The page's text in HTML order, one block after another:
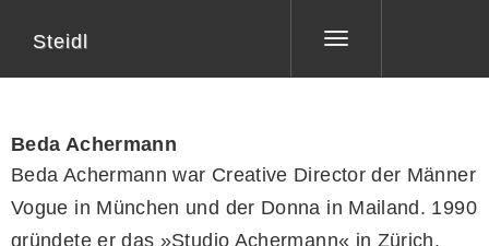
Toggle
Steidl
Beda Achermann
Beda Achermann war Creative Director der Männer
Vogue in München und der Donna in Mailand. 1990
gründete er das »Studio Achermann« in Zürich.